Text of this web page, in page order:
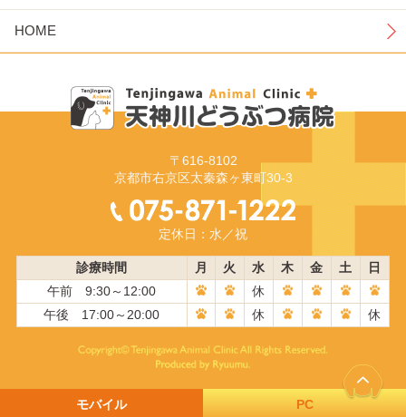
HOME
〒616-8102
京都市右京区太秦森ヶ東町30-3
定休日：水／祝
診療時間 月 火 水 木 金 土
日
午前 9:30～12:00
休
午後 17:00～20:00
休 休
モバイル PC